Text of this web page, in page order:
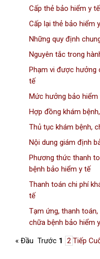
Cấp thẻ bảo hiểm y tế
Cấp lại thẻ bảo hiểm
Những quy định
Nguyên tắc trong
Phạm vi được hưởng
tế
Mức hưởng bảo hiểm
Hợp đồng khám
Thủ tục khám bệnh,
Nội dung giám định
Phương thức thanh
bệnh bảo hiểm y tế
Thanh toán chi phí
tế
Tạm ứng, thanh
chữa bệnh bảo hiểm
« Đầu Trước 1 2 Tiếp